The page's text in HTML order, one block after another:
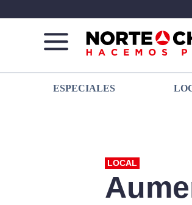
Norte
De
Más
que
ESPECIALES
LOCAL